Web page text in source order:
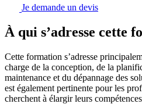
Je demande un devis
À qui s’adresse cette
Cette formation s’adresse
charge de la conception, de la
maintenance et du dépannage des
est également pertinente pour les
cherchent à élargir leurs